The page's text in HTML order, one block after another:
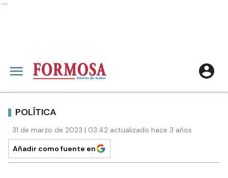
Ads
POLÍTICA
31 de marzo de 2023 | 03:42 actualizado hace 3 años
Añadir como fuente en